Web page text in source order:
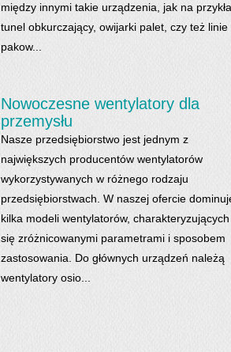
między innymi takie urządzenia, jak na
tunel obkurczający, owijarki palet, czy też linie
pakow...
Nowoczesne wentylatory dla
przemysłu
Nasze przedsiębiorstwo jest jednym z
największych producentów wentylatorów
wykorzystywanych w różnego rodzaju
przedsiębiorstwach. W naszej ofercie
kilka modeli wentylatorów, charakteryzujących
się zróżnicowanymi parametrami i sposobem
zastosowania. Do głównych urządzeń należą
wentylatory osio...